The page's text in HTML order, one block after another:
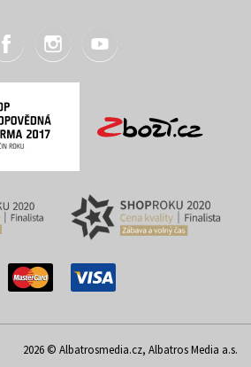
2026 © Albatrosmedia.cz, Albatros Media a.s.